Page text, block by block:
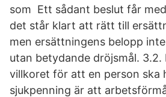
som Ett sådant beslut får
det står klart att rätt till
men ersättningens belopp
utan betydande dröjsmål. 3.2.
villkoret för att en person ska
sjukpenning är att